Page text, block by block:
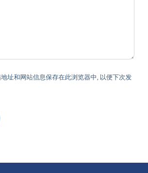
址和网站信息保存在此浏览器中, 以便下次发